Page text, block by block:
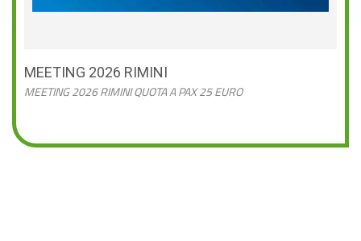
MEETING 2026 RIMINI
MEETING 2026 RIMINI QUOTA A PAX 25 EURO